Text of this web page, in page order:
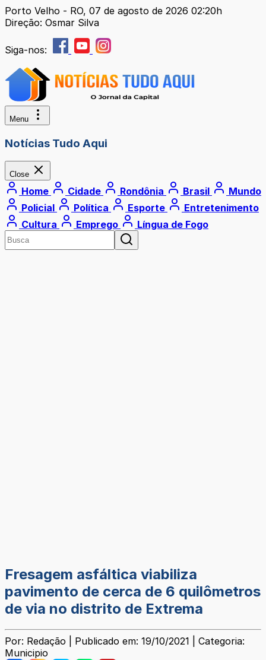
Porto Velho - RO, 07 de agosto de 2026 02:20h
Direção: Osmar Silva
Siga-nos:
Menu
Notícias Tudo Aqui
Close
Home Cidade Rondônia Brasil
Mundo
Policial
Política Esporte
Entretenimento
Cultura
Emprego Língua de Fogo
Fresagem asfáltica viabiliza
pavimento de cerca de 6 quilômetros
de via no distrito de Extrema
Por: Redação | Publicado em: 19/10/2021 | Categoria:
Municipio